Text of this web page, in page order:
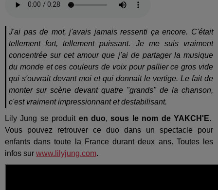
J'ai pas de mot, j'avais jamais ressenti ça encore. C'était
tellement fort, tellement puissant. Je me suis vraiment
concentrée sur cet amour que j'ai de partager la musique
du monde et ces couleurs de voix pour pallier ce gros vide
qui s'ouvrait devant moi et qui donnait le vertige. Le fait de
monter sur scène devant quatre "grands" de la chanson,
c'est vraiment impressionnant et destabilisant.
Lily Jung se produit en duo,sous le nom de YAKCH'E.
Vous pouvez retrouver ce duo dans un spectacle pour
enfants dans toute la France durant deux ans. Toutes les
infos sur www.lilyjung.com.